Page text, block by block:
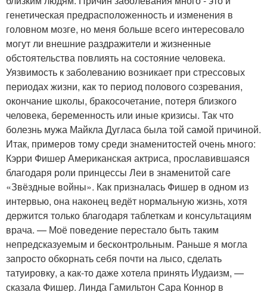
генетическая предрасположенность и изменения в
головном мозге, но меня больше всего интересовало
могут ли внешние раздражители и жизненные
обстоятельства повлиять на состояние человека.
Уязвимость к заболеванию возникает при стрессовых
периодах жизни, как то период полового созревания,
окончание школы, бракосочетание, потеря близкого
человека, беременность или иные кризисы. Так что
болезнь мужа Майкла Дугласа была той самой причиной.
Итак, примеров тому среди знаменитостей очень много:
Кэрри Фишер Американская актриса, прославившаяся
благодаря роли принцессы Леи в знаменитой саге
«Звёздные войны». Как призналась Фишер в одном из
интервью, она наконец ведёт нормальную жизнь, хотя
держится только благодаря таблеткам и консультациям
врача. — Моё поведение перестало быть таким
непредсказуемым и бесконтрольным. Раньше я могла
запросто обкорнать себя почти на лысо, сделать
татуировку, а как-то даже хотела принять Иудаизм, —
сказала Фишер. Линда Гамильтон Сара Коннор в